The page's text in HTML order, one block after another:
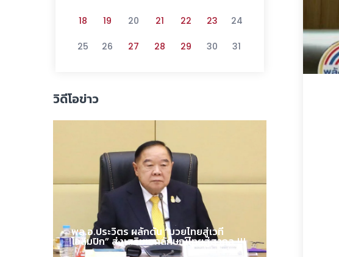
18 19 20 21 22 23 24
25 26 27 28 29 30 31
วิดีโอข่าว
พล.อ.ประวิตร ผลักดัน “มวยไทยสู่เวที
โอลิมปิก” ส่งเสริมเอกลักษณ์ไทยสู่สากล !!!